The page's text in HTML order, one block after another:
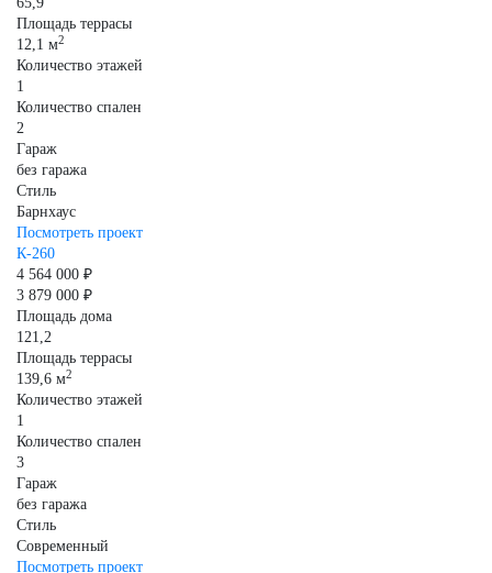
Площадь террасы
12,1 м2
Количество этажей
1
Количество спален
2
Гараж
без гаража
Стиль
Барнхаус
Посмотреть проект
К-260
4 564 000 ₽
3 879 000 ₽
Площадь дома
121,2
Площадь террасы
139,6 м2
Количество этажей
1
Количество спален
3
Гараж
без гаража
Стиль
Современный
Посмотреть проект